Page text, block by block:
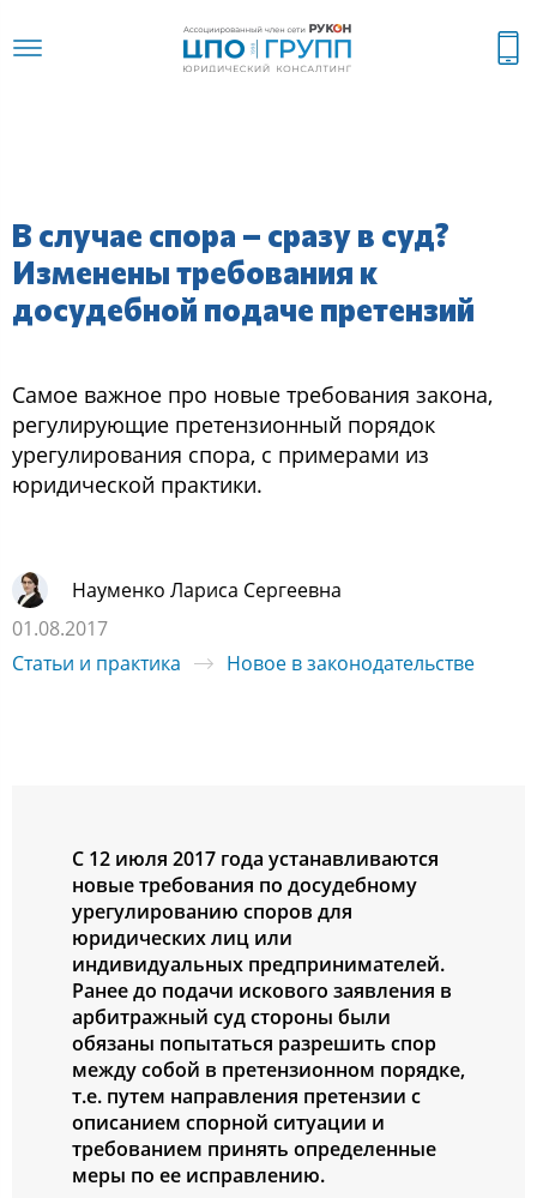
В случае спора – сразу в суд?
Изменены требования к
досудебной подаче претензий
Самое важное про новые требования закона,
регулирующие претензионный порядок
урегулирования спора, с примерами из
юридической практики.
Науменко Лариса Сергеевна
01.08.2017
Статьи и практика
Новое в законодательстве
С 12 июля 2017 года устанавливаются
новые требования по досудебному
урегулированию споров для
юридических лиц или
индивидуальных предпринимателей.
Ранее до подачи искового заявления в
арбитражный суд стороны были
обязаны попытаться разрешить спор
между собой в претензионном порядке,
т.е. путем направления претензии с
описанием спорной ситуации и
требованием принять определенные
меры по ее исправлению.